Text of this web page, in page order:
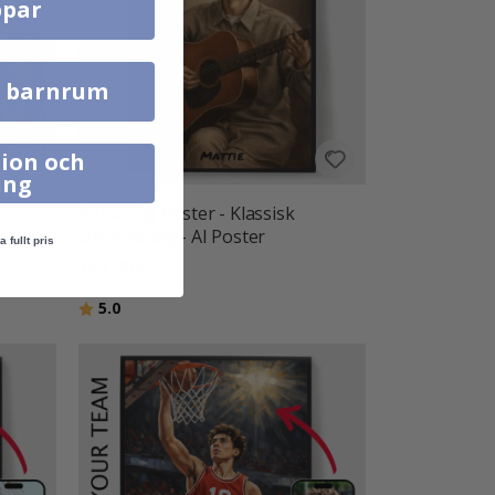
Personlig Poster - Klassisk
Oljemålning - AI Poster
Betyg:
5.0utav 5 stjärnor
och
fullt pris